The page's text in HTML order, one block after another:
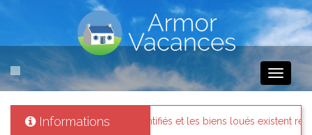
Toggle
Informations
et les biens loués existent réellement. Messages